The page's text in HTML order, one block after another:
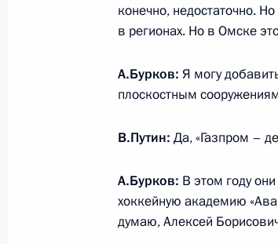
Встреча с врио главы
27 августа 2018 года, 16:45
и экологической
Встреча с рабочими
конечно, недостаточно.
в регионах. Но в Омске
А.Бурков: Я могу
плоскостным
В.Путин: Да, «Газпром –
А.Бурков: В этом году
хоккейную академию
думаю, Алексей